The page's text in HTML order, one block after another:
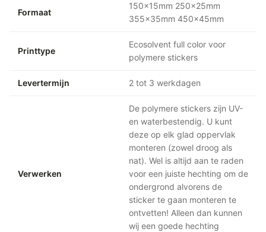
Formaat
150x15mm 250x25mm
355x35mm 450x45mm
Printtype
Ecosolvent full color voor
polymere stickers
Levertermijn 2 tot 3 werkdagen
Verwerken
De polymere stickers zijn UV-
en waterbestendig. U kunt
deze op elk glad oppervlak
monteren (zowel droog als
nat). Wel is altijd aan te raden
voor een juiste hechting om de
ondergrond alvorens de
sticker te gaan monteren te
ontvetten! Alleen dan kunnen
wij een goede hechting